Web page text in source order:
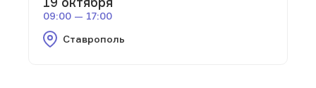
09:00 — 17:00
Ставрополь